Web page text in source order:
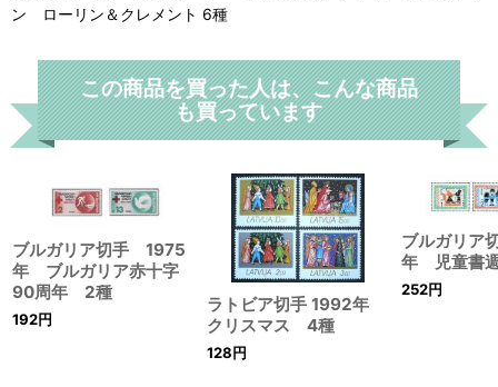
ン ローリン＆クレメント 6種
この商品を買った人は、こんな商品
も買っています
ブルガリア切手 1975
年 ブルガリア赤十字
90周年 2種
192円
ラトビア切手 1992年
クリスマス 4種
128円
ブルガリア
年 児童書
252円